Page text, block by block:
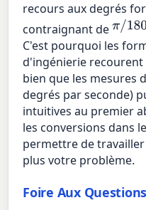
recours aux degrés
contraignant deπ/180
C'est pourquoi les
d'ingénierie
bien que les mesures
degrés par seconde)
intuitives au premier
les conversions dans
permettre de
plus votre problème.
Foire Aux Questions